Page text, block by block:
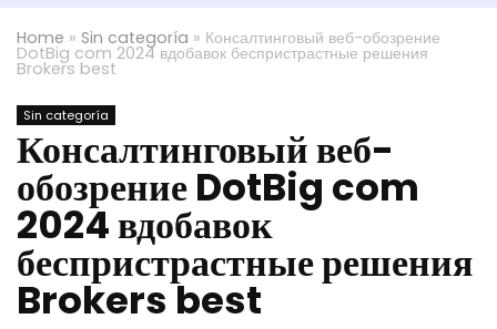
Home » Sin categoría » Консалтинговый веб-обозрение
DotBig com 2024 вдобавок беспристрастные решения
Brokers best
Sin categoría
Консалтинговый веб-
обозрение DotBig com
2024 вдобавок
беспристрастные решения
Brokers best